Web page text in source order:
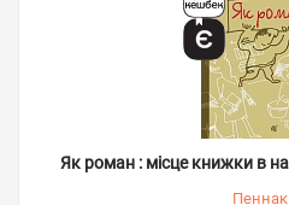
Як роман : місце книжки в